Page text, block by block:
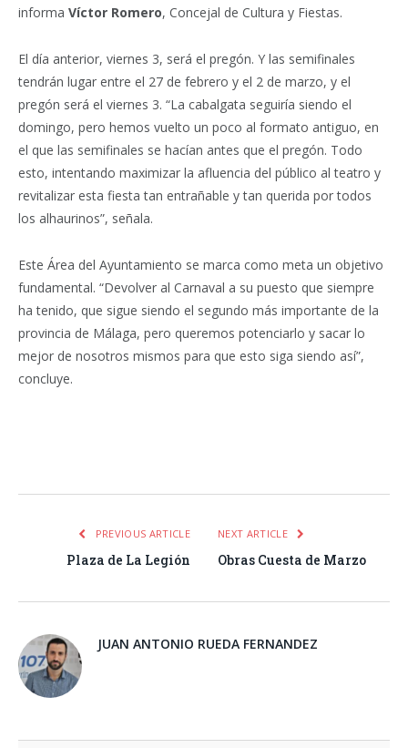
informa Víctor Romero, Concejal de Cultura y Fiestas.
El día anterior, viernes 3, será el pregón. Y las semifinales
tendrán lugar entre el 27 de febrero y el 2 de marzo, y el
pregón será el viernes 3. “La cabalgata seguiría siendo el
domingo, pero hemos vuelto un poco al formato antiguo, en
el que las semifinales se hacían antes que el pregón. Todo
esto, intentando maximizar la afluencia del público al teatro y
revitalizar esta fiesta tan entrañable y tan querida por todos
los alhaurinos”, señala.
Este Área del Ayuntamiento se marca como meta un objetivo
fundamental. “Devolver al Carnaval a su puesto que siempre
ha tenido, que sigue siendo el segundo más importante de la
provincia de Málaga, pero queremos potenciarlo y sacar lo
mejor de nosotros mismos para que esto siga siendo así”,
concluye.
PREVIOUS ARTICLE
Plaza de La Legión
NEXT ARTICLE
Obras Cuesta de Marzo
JUAN ANTONIO RUEDA FERNANDEZ